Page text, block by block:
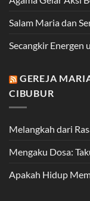
Salam Maria dan
Secangkir Energen
GEREJA
CIBUBUR
Melangkah dari
Mengaku Dosa:
Apakah Hidup